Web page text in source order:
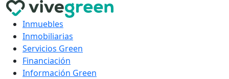
Inmuebles
Inmobiliarias
Servicios Green
Financiación
Información Green